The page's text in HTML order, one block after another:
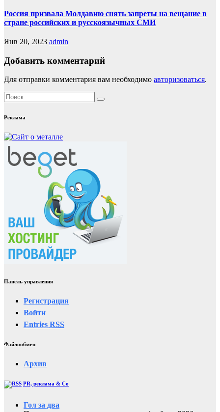
Россия призвала Молдавию снять запреты на вещание в
стране российских и русскоязычных СМИ
Янв 20, 2023 admin
Добавить комментарий
Для отправки комментария вам необходимо авторизоваться.
Реклама
Панель управления
Регистрация
Войти
Entries RSS
Файлообмен
Архив
PR, реклама & Co
Гол за два